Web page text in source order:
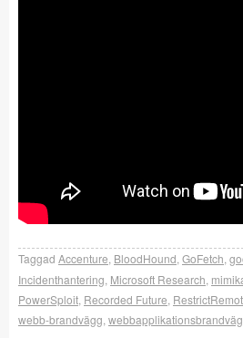
Taggad Accenture BloodHound GoFetch
Incidenthantering Microsoft Research
PowerSploit Recorded Future
webb-brandvägg